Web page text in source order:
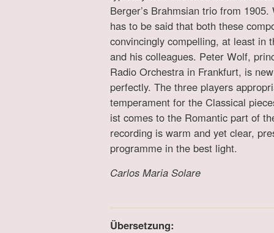
Berger’s Brahmsian trio from
has to be said that both these
convincingly compelling, at least in
and his colleagues. Peter Wolf,
Radio Orchestra in Frankfurt, is
perfectly. The three players
temperament for the Classical
ist comes to the Romantic part of
recording is warm and yet clear,
programme in the best light.
Carlos Maria Solare
Übersetzung: